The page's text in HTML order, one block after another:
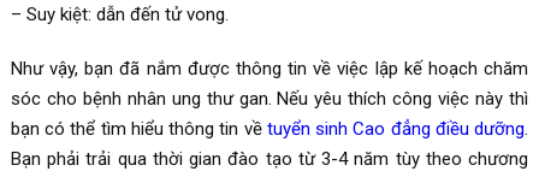
– Suy kiệt: dẫn đến tử vong.
Như vậy, bạn đã nắm được thông tin về việc lập kế hoạch chăm
sóc cho bệnh nhân ung thư gan. Nếu yêu thích công việc này thì
bạn có thể tìm hiểu thông tin về tuyển sinh Cao đẳng điều dưỡng.
Bạn phải trải qua thời gian đào tạo từ 3-4 năm tùy theo chương